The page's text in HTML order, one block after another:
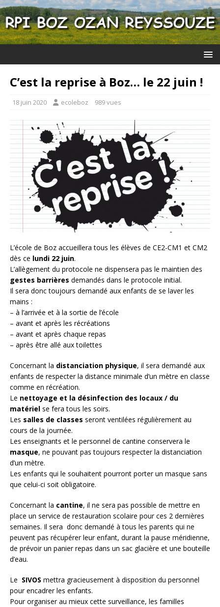
C’est la reprise à Boz… le 22 juin !
18 juin 2020 ecoleboz 989 vues
L’école de Boz accueillera tous les élèves de CE2-CM1 et CM2
dès ce lundi 22 juin.
L’allègement du protocole ne dispensera pas le maintien des
gestes barrières demandés dans le protocole initial.
Il sera donc toujours demandé aux enfants de se laver les
mains :
– à l’arrivée et à la sortie de l’école
– avant et après les récréations
– avant et après chaque repas
– après être allé aux toilettes
Concernant la distanciation physique, il sera demandé aux
enfants de respecter la distance minimale d’un mètre en classe
comme en récréation.
Le nettoyage et la désinfection des locaux / du
matériel se fera tous les soirs.
Les salles de classes seront ventilées régulièrement au
cours de la journée.
Les enseignants et le personnel de cantine conservera le
masque, ne pouvant pas toujours respecter la distanciation
d’un mètre.
Les enfants qui le souhaitent pourront porter un masque sans
que celui-ci soit obligatoire.
Concernant la cantine, il ne sera pas possible de mettre en
place un service de restauration scolaire pour ces 2 dernières
semaines. Il sera donc demandé à tous les parents qui ne
peuvent pas récupérer leur enfant, durant la pause méridienne,
de prévoir un panier repas dans un sac glacière et une bouteille
d’eau.
Le SIVOS mettra gracieusement à disposition du personnel
pour encadrer les enfants.
Pour organiser au mieux cette surveillance, les familles